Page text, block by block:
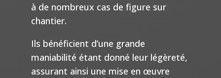
à de nombreux cas de figure sur
chantier.
Ils bénéficient d’une grande
maniabilité étant donné leur légèreté,
assurant ainsi une mise en œuvre